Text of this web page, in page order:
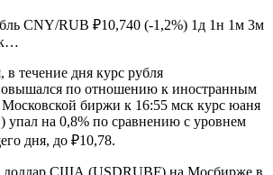
CNY/RUB ₽10,740 (-1,2%) 1д 1н 1м 3м
в течение дня курс рубля
по отношению к иностранным
биржи к 16:55 мск курс юаня
на 0,8% по сравнению с уровнем
дня, до ₽10,78.
доллар США (USDRUBF) на Мосбирже в